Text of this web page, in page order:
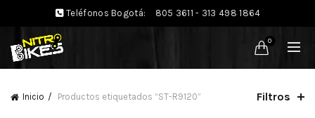
Teléfonos Bogotá: 805 3611 - 313 498 1864
0
Inicio Productos etiquetados “ST-R9120” Filtros